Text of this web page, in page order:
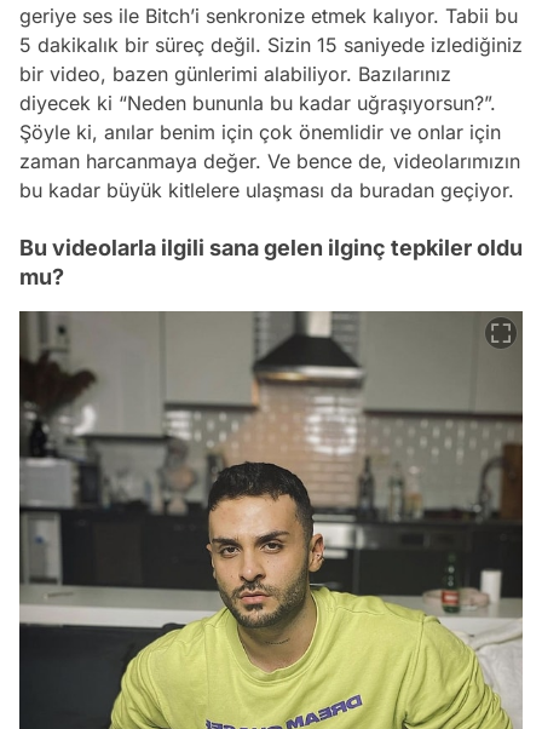
geriye ses ile Bitch’i senkronize etmek kalıyor. Tabii bu
5 dakikalık bir süreç değil. Sizin 15 saniyede izlediğiniz
bir video, bazen günlerimi alabiliyor. Bazılarınız
diyecek ki “Neden bununla bu kadar uğraşıyorsun?”.
Şöyle ki, anılar benim için çok önemlidir ve onlar için
zaman harcanmaya değer. Ve bence de, videolarımızın
bu kadar büyük kitlelere ulaşması da buradan geçiyor.
Bu videolarla ilgili sana gelen ilginç tepkiler oldu
mu?